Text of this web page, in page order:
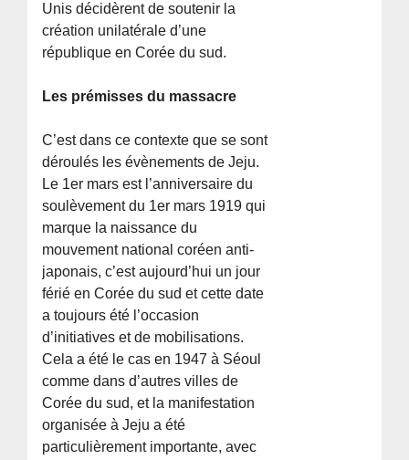
Unis décidèrent de soutenir la
création unilatérale d’une
république en Corée du sud.
Les prémisses du massacre
C’est dans ce contexte que se sont
déroulés les évènements de Jeju.
Le 1er mars est l’anniversaire du
soulèvement du 1er mars 1919 qui
marque la naissance du
mouvement national coréen anti-
japonais, c’est aujourd’hui un jour
férié en Corée du sud et cette date
a toujours été l’occasion
d’initiatives et de mobilisations.
Cela a été le cas en 1947 à Séoul
comme dans d’autres villes de
Corée du sud, et la manifestation
organisée à Jeju a été
particulièrement importante, avec